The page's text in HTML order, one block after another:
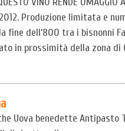
Produzione limitata e
fine dell’800 tra i bisnonni
in prossimità della zona di
Uova benedette